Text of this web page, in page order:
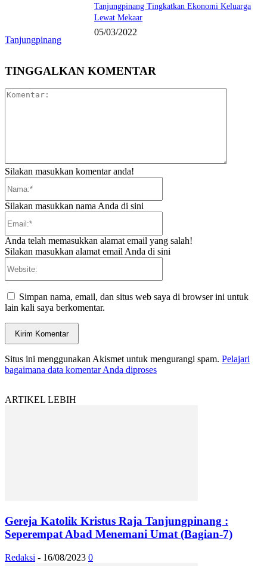
Tanjungpinang
Tanjungpinang Tingkatkan Ekonomi Keluarga
Lewat Mekaar
05/03/2022
TINGGALKAN KOMENTAR
Silakan masukkan komentar anda!
Silakan masukkan nama Anda di sini
Anda telah memasukkan alamat email yang salah!
Silakan masukkan alamat email Anda di sini
Simpan nama, email, dan situs web saya di browser ini untuk
lain kali saya berkomentar.
Situs ini menggunakan Akismet untuk mengurangi spam. Pelajari
bagaimana data komentar Anda diproses
ARTIKEL LEBIH
Gereja Katolik Kristus Raja Tanjungpinang :
Seperempat Abad Menemani Umat (Bagian-7)
Redaksi - 16/08/2023 0